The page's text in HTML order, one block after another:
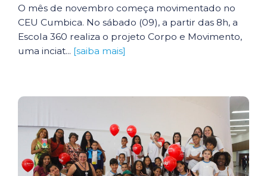
O mês de novembro começa movimentado no
CEU Cumbica. No sábado (09), a partir das 8h, a
Escola 360 realiza o projeto Corpo e Movimento,
uma inciat... [saiba mais]